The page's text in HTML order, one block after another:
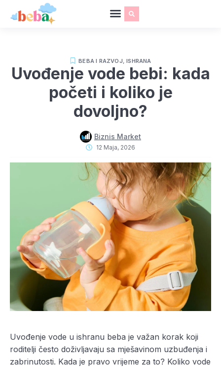
BEBA I RAZVOJ ,ISHRANA
Uvođenje vode bebi: kada
početi i koliko je
dovoljno?
Biznis Market
12 Maja, 2026
Uvođenje vode u ishranu beba je važan korak koji
roditelji često doživljavaju sa mješavinom uzbuđenja i
zabrinutosti. Kada je pravo vrijeme za to? Koliko vode